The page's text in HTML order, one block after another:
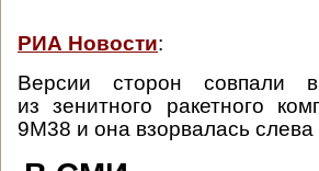
РИА Новости:
Версии сторон совпали
из зенитного ракетного
9М38 и она взорвалась слева